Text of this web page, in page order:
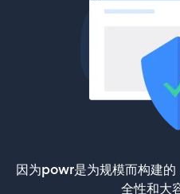
因为powr是为规模而构建
全性和大